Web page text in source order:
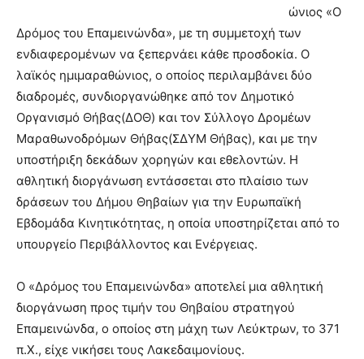
ώνιος «Ο
Δρόμος του Επαμεινώνδα», με τη συμμετοχή των
ενδιαφερομένων να ξεπερνάει κάθε προσδοκία. Ο
λαϊκός ημιμαραθώνιος, ο οποίος περιλαμβάνει δύο
διαδρομές, συνδιοργανώθηκε από τον Δημοτικό
Οργανισμό Θήβας(ΔΟΘ) και τον Σύλλογο Δρομέων
Μαραθωνοδρόμων Θήβας(ΣΔΥΜ Θήβας), και με την
υποστήριξη δεκάδων χορηγών και εθελοντών. Η
αθλητική διοργάνωση εντάσσεται στο πλαίσιο των
δράσεων του Δήμου Θηβαίων για την Ευρωπαϊκή
Εβδομάδα Κινητικότητας, η οποία υποστηρίζεται από το
υπουργείο Περιβάλλοντος και Ενέργειας.
Ο «Δρόμος του Επαμεινώνδα» αποτελεί μια αθλητική
διοργάνωση προς τιμήν του Θηβαίου στρατηγού
Επαμεινώνδα, ο οποίος στη μάχη των Λεύκτρων, το 371
π.Χ., είχε νικήσει τους Λακεδαιμονίους.